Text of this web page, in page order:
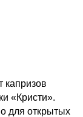
капризов
«Кристи».
для открытых